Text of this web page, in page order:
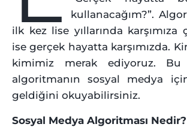
kullanacağım?”.
ilk kez lise yıllarında karşımıza
ise gerçek hayatta karşımızda.
kimimiz merak ediyoruz. Bu
algoritmanın sosyal medya
geldiğini okuyabilirsiniz.
Sosyal Medya Algoritması Nedir?